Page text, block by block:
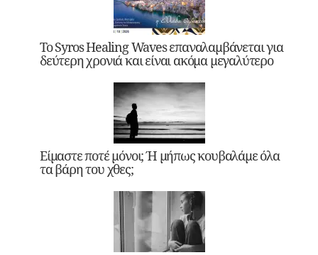
Το Syros Healing Waves επαναλαμβάνεται για
δεύτερη χρονιά και είναι ακόμα μεγαλύτερο
Είμαστε ποτέ μόνοι; Ή μήπως κουβαλάμε όλα
τα βάρη του χθες;